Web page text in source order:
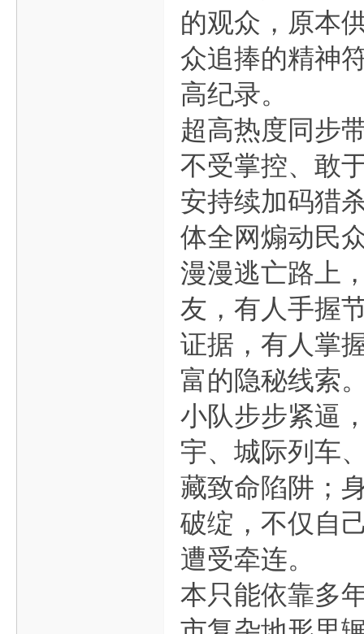
的观众，原本
众追捧的精神
高纪录。
超高热度同步
不受掌控、敢
安持续加码猎
体全网煽动民
漫漫逃亡路上
友，有人手握
证据，有人掌
富的隐秘线索
小队步步紧逼
宇、城际列车
藏致命陷阱；
破绽，不仅自
遭受牵连。
本只能依靠多